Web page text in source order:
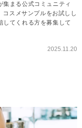
集まる公式コミュニティ
スメサンプルをお試しし
してくれる方を募集して
2025.11.20